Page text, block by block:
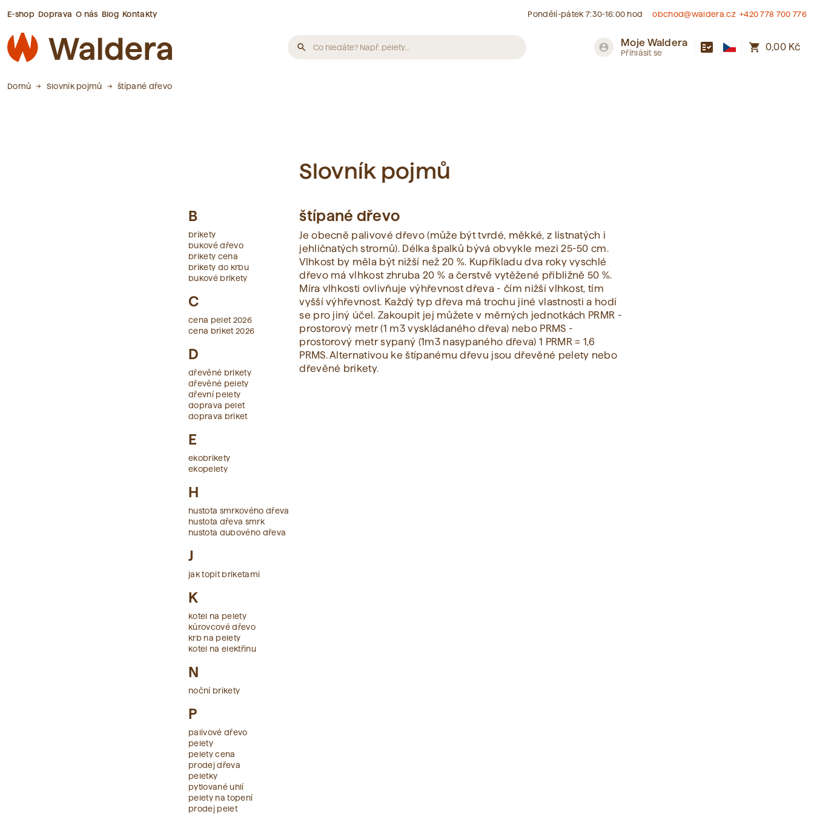
E-shop Doprava O nás Blog Kontakty Pondělí-pátek 7:30-16:00 hod obchod@waldera.cz +420 778 700 776
search
Slovník pojmů
Nebyly nalezeny žádné pojmy.
Zobrazit vše
account_circle Moje Waldera
Přihlásit se fact_check shopping_cart 0,00 Kč
Domů Slovník pojmů štípané dřevo
Slovník pojmů
B
brikety
bukové dřevo
brikety cena
brikety do krbu
bukové brikety
C
cena pelet 2026
cena briket 2026
D
dřevěné brikety
dřevěné pelety
dřevní pelety
doprava pelet
doprava briket
E
ekobrikety
ekopelety
H
hustota smrkového dřeva
hustota dřeva smrk
hustota dubového dřeva
J
jak topit briketami
K
kotel na pelety
kůrovcové dřevo
krb na pelety
kotel na elektřinu
N
noční brikety
P
palivové dřevo
pelety
pelety cena
prodej dřeva
peletky
pytlované uhlí
pelety na topení
prodej pelet
štípané dřevo
Je obecně palivové dřevo (může být tvrdé, měkké, z listnatých i
jehličnatých stromů). Délka špalků bývá obvykle mezi 25-50 cm.
Vlhkost by měla být nižší než 20 %. Kupříkladu dva roky vyschlé
dřevo má vlhkost zhruba 20 % a čerstvě vytěžené přibližně 50 %.
Míra vlhkosti ovlivňuje výhřevnost dřeva - čím nižší vlhkost, tím
vyšší výhřevnost. Každý typ dřeva má trochu jiné vlastnosti a hodí
se pro jiný účel. Zakoupit jej můžete v měrných jednotkách PRMR -
prostorový metr (1 m3 vyskládaného dřeva) nebo PRMS -
prostorový metr sypaný (1m3 nasypaného dřeva) 1 PRMR = 1,6
PRMS. Alternativou ke štípanému dřevu jsou dřevěné pelety nebo
dřevěné brikety.